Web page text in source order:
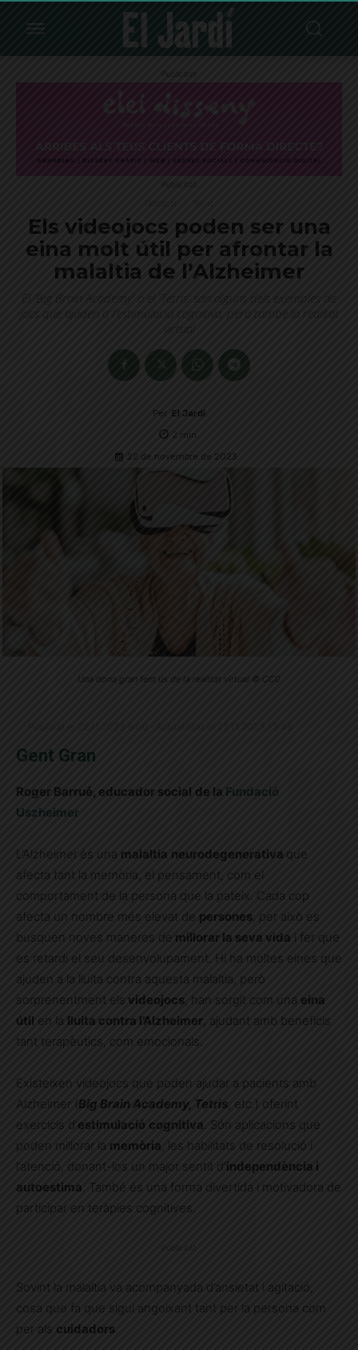
Publicitat
Publicitat
Els videojocs poden ser una
eina molt útil per afrontar la
malaltia de l’Alzheimer
El 'Big Brain Academy' o el 'Tetris' són alguns dels exemples de
jocs que ajuden a l'estimulació cognitiva, però també la realitat
virtual
Per El Jardí
2 min.
22 de novembre de 2023
Una dona gran fent ús de la realitat virtual © CC0
Gent Gran
Roger Barrué, educador social de la Fundació
Uszheimer
L’Alzheimer és una malaltia neurodegenerativa que
afecta tant la memòria, el pensament, com el
comportament de la persona que la pateix. Cada cop
afecta un nombre més elevat de persones , per això es
busquen noves maneres de millorar la seva vida i fer que
es retardi el seu desenvolupament. Hi ha moltes eines que
ajuden a la lluita contra aquesta malaltia, però
sorprenentment els videojocs , han sorgit com una eina
útil en la lluita contra l’Alzheimer , ajudant amb beneficis
tant terapèutics, com emocionals.
Existeixen videojocs que poden ajudar a pacients amb
Alzheimer (Big Brain Academy, Tetris , etc.) oferint
exercicis d’estimulació cognitiva . Són aplicacions que
poden millorar la memòria , les habilitats de resolució i
l’atenció, donant-los un major sentit d’independència i
autoestima . També és una forma divertida i motivadora de
participar en teràpies cognitives.
Publicitat
Sovint la malaltia va acompanyada d’ansietat i agitació,
cosa que fa que sigui angoixant tant per la persona com
per als cuidadors